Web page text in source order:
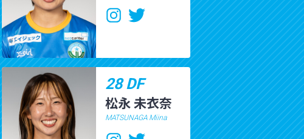
28 DF
松永 未衣奈
MATSUNAGA Miina